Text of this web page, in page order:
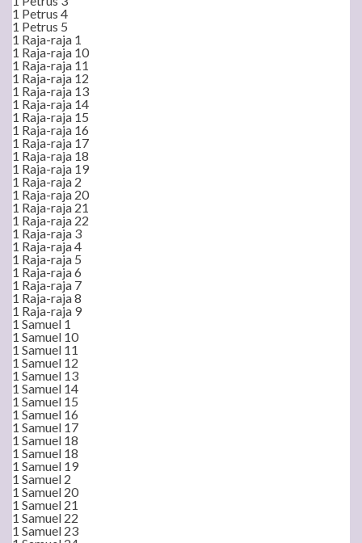
1 Petrus 4
1 Petrus 5
1 Raja-raja 1
1 Raja-raja 10
1 Raja-raja 11
1 Raja-raja 12
1 Raja-raja 13
1 Raja-raja 14
1 Raja-raja 15
1 Raja-raja 16
1 Raja-raja 17
1 Raja-raja 18
1 Raja-raja 19
1 Raja-raja 2
1 Raja-raja 20
1 Raja-raja 21
1 Raja-raja 22
1 Raja-raja 3
1 Raja-raja 4
1 Raja-raja 5
1 Raja-raja 6
1 Raja-raja 7
1 Raja-raja 8
1 Raja-raja 9
1 Samuel 1
1 Samuel 10
1 Samuel 11
1 Samuel 12
1 Samuel 13
1 Samuel 14
1 Samuel 15
1 Samuel 16
1 Samuel 17
1 Samuel 18
1 Samuel 18
1 Samuel 19
1 Samuel 2
1 Samuel 20
1 Samuel 21
1 Samuel 22
1 Samuel 23